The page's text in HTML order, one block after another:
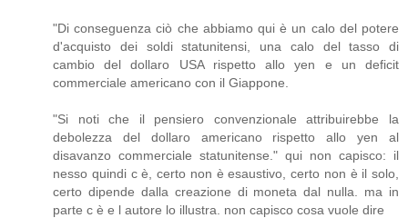
"Di conseguenza ciò che abbiamo qui è un calo del potere
d'acquisto dei soldi statunitensi, una calo del tasso di
cambio del dollaro USA rispetto allo yen e un deficit
commerciale americano con il Giappone.
"Si noti che il pensiero convenzionale attribuirebbe la
debolezza del dollaro americano rispetto allo yen al
disavanzo commerciale statunitense." qui non capisco: il
nesso quindi c è, certo non è esaustivo, certo non è il solo,
certo dipende dalla creazione di moneta dal nulla. ma in
parte c è e l autore lo illustra. non capisco cosa vuole dire